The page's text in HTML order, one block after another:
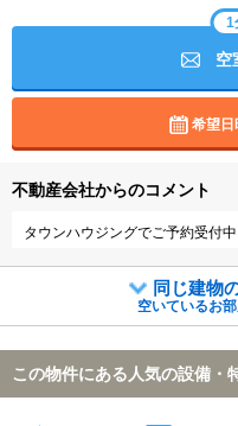
1
空
希望日
不動産会社からのコメント
タウンハウジングでご予約受付中
同じ建物
空いているお
この物件にある人気の設備・